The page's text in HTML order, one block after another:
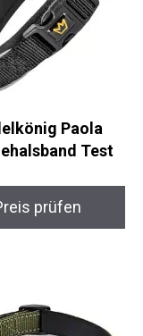
Paola
Test
prüfen